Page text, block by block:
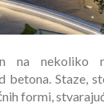
na nekoliko
betona. Staze,
formi,